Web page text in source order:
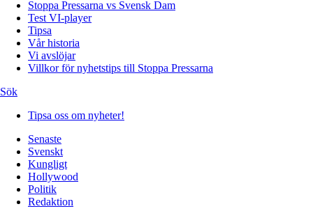
Stoppa Pressarna vs Svensk Dam
Test VI-player
Tipsa
Vår historia
Vi avslöjar
Villkor för nyhetstips till Stoppa Pressarna
Sök
Tipsa oss om nyheter!
Senaste
Svenskt
Kungligt
Hollywood
Politik
Redaktion